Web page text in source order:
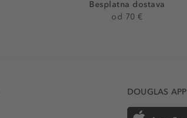
Besplatna dostava
od 70 €
DOUGLAS APP